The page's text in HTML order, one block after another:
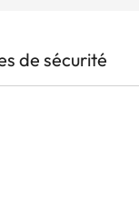
de sécurité